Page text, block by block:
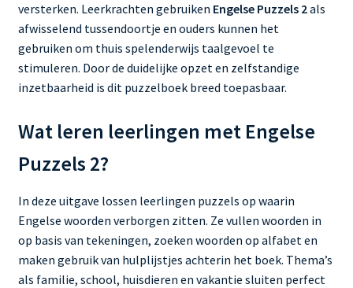
versterken. Leerkrachten gebruiken Engelse Puzzels 2als
afwisselend tussendoortje en ouders kunnen het
gebruiken om thuis spelenderwijs taalgevoel te
stimuleren. Door de duidelijke opzet en zelfstandige
inzetbaarheid is dit puzzelboek breed toepasbaar.
Wat leren leerlingen met Engelse
Puzzels 2?
In deze uitgave lossen leerlingen puzzels op waarin
Engelse woorden verborgen zitten. Ze vullen woorden in
op basis van tekeningen, zoeken woorden op alfabet en
maken gebruik van hulplijstjes achterin het boek. Thema’s
als familie, school, huisdieren en vakantie sluiten perfect